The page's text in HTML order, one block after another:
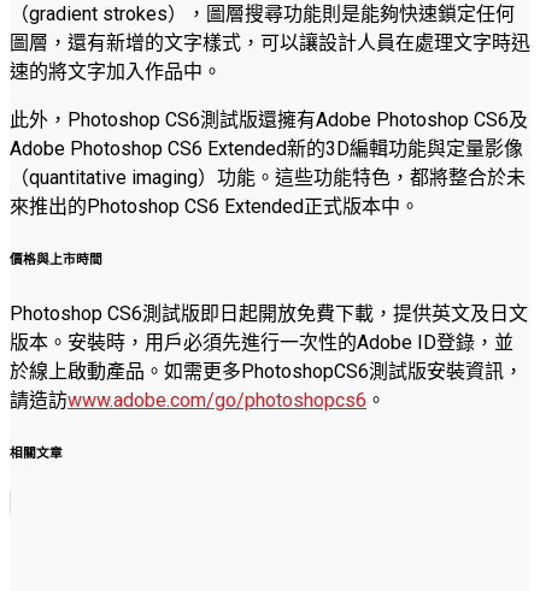
（gradient strokes），圖層搜尋功能則是能夠快速鎖定任何
圖層，還有新增的文字樣式，可以讓設計人員在處理文字時迅
速的將文字加入作品中。
此外，Photoshop CS6測試版還擁有Adobe Photoshop CS6及
Adobe Photoshop CS6 Extended新的3D編輯功能與定量影像
（quantitative imaging）功能。這些功能特色，都將整合於未
來推出的Photoshop CS6 Extended正式版本中。
價格與上市時間
Photoshop CS6測試版即日起開放免費下載，提供英文及日文
版本。安裝時，用戶必須先進行一次性的Adobe ID登錄，並
於線上啟動產品。如需更多PhotoshopCS6測試版安裝資訊，
請造訪www.adobe.com/go/photoshopcs6 。
相關文章